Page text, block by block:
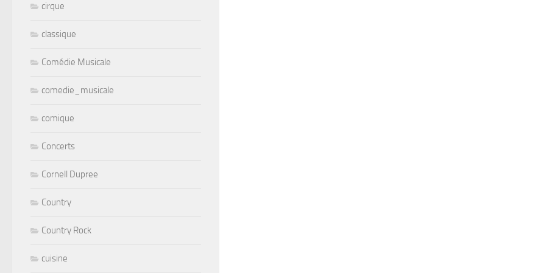
cirque
classique
Comédie Musicale
comedie_musicale
comique
Concerts
Cornell Dupree
Country
Country Rock
cuisine